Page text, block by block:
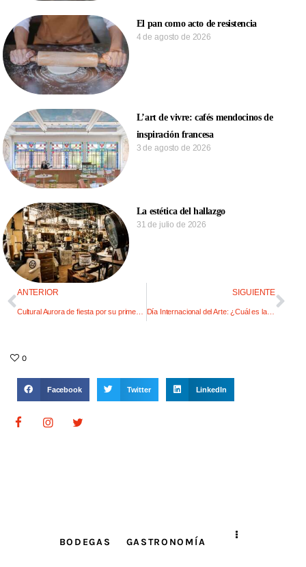
El pan como acto de resistencia
4 de agosto de 2026
L’art de vivre: cafés mendocinos de
inspiración francesa
3 de agosto de 2026
La estética del hallazgo
31 de julio de 2026
ANTERIOR SIGUIENTE
Día Internacional del Arte: ¿Cuál es la situación en Mendoza?
0
Facebook Twitter LinkedIn
BODEGAS GASTRONOMÍA